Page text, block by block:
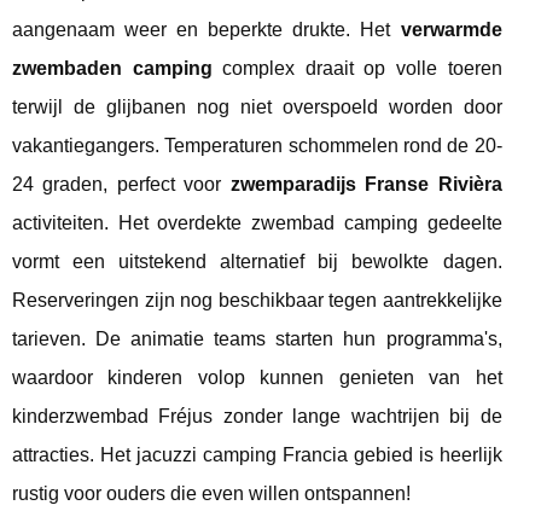
aangenaam weer en beperkte drukte. Het verwarmde
zwembaden camping complex draait op volle toeren
terwijl de glijbanen nog niet overspoeld worden door
vakantiegangers. Temperaturen schommelen rond de 20-
24 graden, perfect voor zwemparadijs Franse Rivièra
activiteiten. Het overdekte zwembad camping gedeelte
vormt een uitstekend alternatief bij bewolkte dagen.
Reserveringen zijn nog beschikbaar tegen aantrekkelijke
tarieven. De animatie teams starten hun programma's,
waardoor kinderen volop kunnen genieten van het
kinderzwembad Fréjus zonder lange wachtrijen bij de
attracties. Het jacuzzi camping Francia gebied is heerlijk
rustig voor ouders die even willen ontspannen!